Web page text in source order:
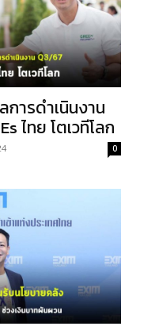
การดำเนินงาน
ไทย โตเวทีโลก
0